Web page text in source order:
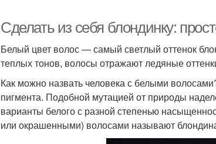
Сделать из себя блондинку:
Белый цвет волос — самый светлый оттенок
теплых тонов, волосы отражают ледяные
Как можно назвать человека с белыми
пигмента. Подобной мутацией от природы
варианты белого с разной степенью
или окрашенными) волосами называют